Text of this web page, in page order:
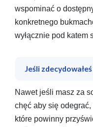
wspominać o
konkretnego
wyłącznie pod katem
Jeśli
Nawet jeśli masz za
chęć aby się
które powinny